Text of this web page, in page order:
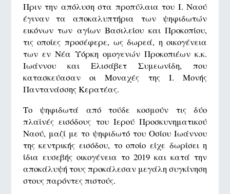
Πριν την απόλυση στα προπύλαια του Ι. Ναού
έγιναν τα αποκαλυπτήρια των ψηφιδωτών
εικόνων των αγίων Βασιλείου και Προκοπίου,
τις οποίες προσέφερε, ως δωρεά, η οικογένεια
των εν Νέα Υόρκη ομογενών Προκοπιέων κ.κ.
Ιωάννου και Ελισάβετ Συμεωνίδη, που
κατασκεύασαν οι Μοναχές της Ι. Μονής
Παντανάσσης Κερατέας.
Το ψηφιδωτά από τούδε κοσμούν τις δύο
πλαϊνές εισόδους του Ιερού Προσκυνηματικού
Ναού, μαζί με το ψηφιδωτό του Οσίου Ιωάννου
της κεντρικής εισόδου, το οποίο είχε δωρίσει η
ίδια ευσεβής οικογένεια το 2019 και κατά την
αποκάλυψή τους προκάλεσαν μεγάλη συγκίνηση
στους παρόντες πιστούς.